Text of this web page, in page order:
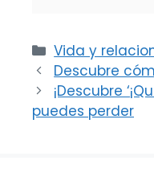
Categorías
Vida y
Descubre
¡Descubre
puedes perder